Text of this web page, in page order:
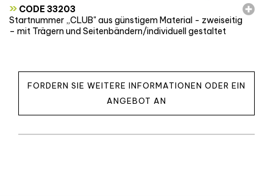
» CODE 33203
Startnummer „CLUB" aus günstigem Material - zweiseitig
– mit Trägern und Seitenbändern/individuell gestaltet
FORDERN SIE WEITERE INFORMATIONEN ODER EIN
ANGEBOT AN